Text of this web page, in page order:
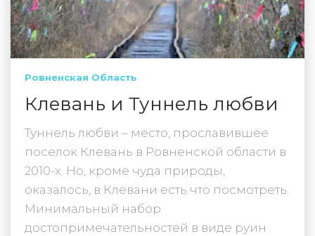
Ровненская Область
Клевань и Туннель любви
Туннель любви – место, прославившее
поселок Клевань в Ровненской области в
2010-х. Но, кроме чуда природы,
оказалось, в Клевани есть что посмотреть.
Минимальный набор
достопримечательностей в виде руин